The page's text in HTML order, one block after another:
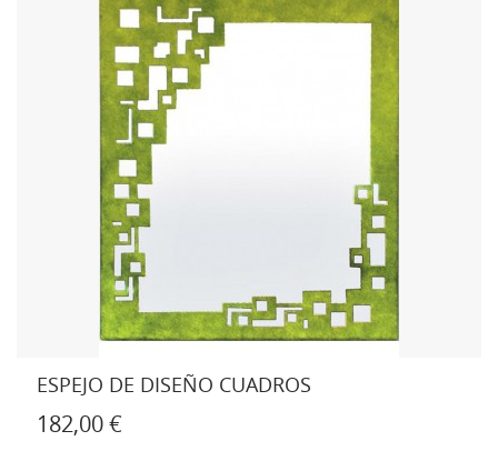
ESPEJO DE DISEÑO CUADROS
182,00 €